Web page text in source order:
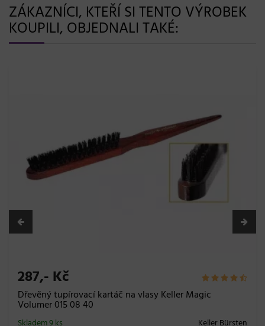
ZÁKAZNÍCI, KTEŘÍ SI TENTO VÝROBEK
KOUPILI, OBJEDNALI TAKÉ:
287,- Kč
Dřevěný tupírovací kartáč na vlasy Keller Magic
Volumer 015 08 40